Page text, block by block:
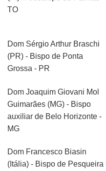
TO
Dom Sérgio Arthur Braschi
(PR) - Bispo de Ponta
Grossa - PR
Dom Joaquim Giovani Mol
Guimarães (MG) - Bispo
auxiliar de Belo Horizonte -
MG
Dom Francesco Biasin
(Itália) - Bispo de Pesqueira